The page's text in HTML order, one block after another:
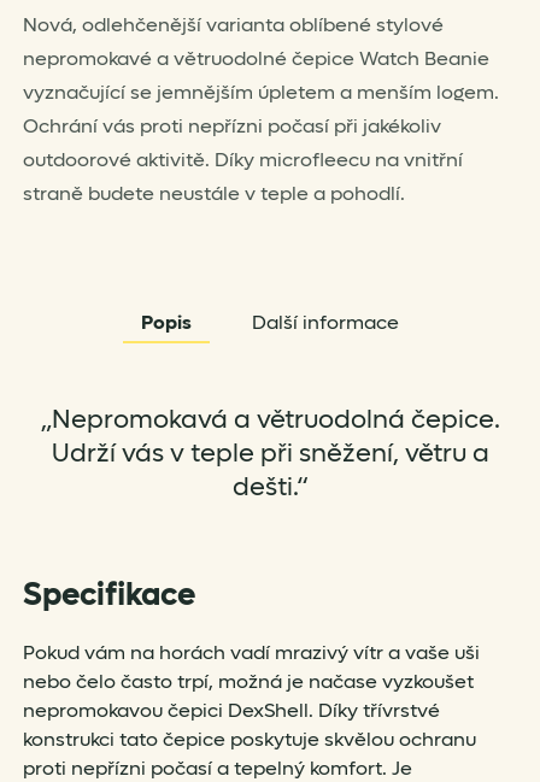
Nová, odlehčenější varianta oblíbené stylové
nepromokavé a větruodolné čepice Watch Beanie
vyznačující se jemnějším úpletem a menším logem.
Ochrání vás proti nepřízni počasí při jakékoliv
outdoorové aktivitě. Díky microfleecu na vnitřní
straně budete neustále v teple a pohodlí.
Popis Další informace
„Nepromokavá a větruodolná čepice.
Udrží vás v teple při sněžení, větru a
dešti.“
Specifikace
Pokud vám na horách vadí mrazivý vítr a vaše uši
nebo čelo často trpí, možná je načase vyzkoušet
nepromokavou čepici DexShell. Díky třívrstvé
konstrukci tato čepice poskytuje skvělou ochranu
proti nepřízni počasí a tepelný komfort. Je